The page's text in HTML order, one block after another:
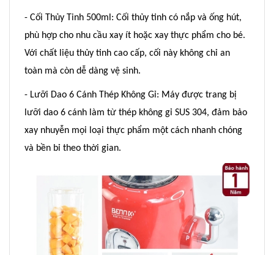
- Cối Thủy Tinh 500ml: Cối thủy tinh có nắp và ống hút,
phù hợp cho nhu cầu xay ít hoặc xay thực phẩm cho bé.
Với chất liệu thủy tinh cao cấp, cối này không chỉ an
toàn mà còn dễ dàng vệ sinh.
- Lưỡi Dao 6 Cánh Thép Không Gỉ: Máy được trang bị
lưỡi dao 6 cánh làm từ thép không gỉ SUS 304, đảm bảo
xay nhuyễn mọi loại thực phẩm một cách nhanh chóng
và bền bỉ theo thời gian.